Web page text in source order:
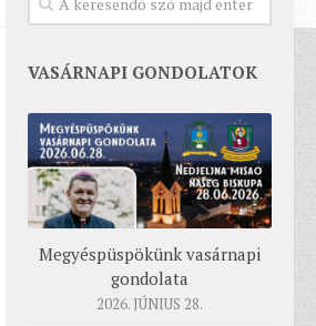
VASÁRNAPI GONDOLATOK
Megyéspüspökünk vasárnapi
gondolata
2026. JÚNIUS 28.